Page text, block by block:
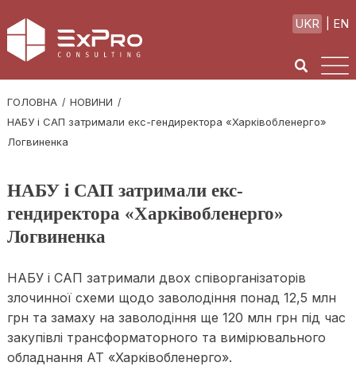
UKR EN
ГОЛОВНА
НОВИНИ
НАБУ і САП затримали екс-гендиректора «Харківобленерго»
Логвиненка
НАБУ і САП затримали екс-
гендиректора «Харківобленерго»
Логвиненка
НАБУ і САП затримали двох співорганізаторів
злочинної схеми щодо заволодіння понад 12,5 млн
грн та замаху на заволодіння ще 120 млн грн під час
закупівлі трансформаторного та вимірювального
обладнання АТ «Харківобленерго».